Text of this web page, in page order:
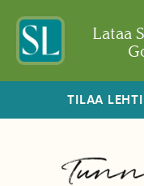
Lataa
TILAA LEHTI